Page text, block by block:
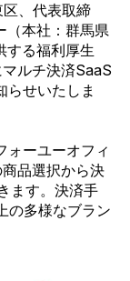
、代表取締
（本社：群馬県
する福利厚生
ルチ決済SaaS
らせいたしま
ォーユーオフィ
品選択から決
ます。決済手
の多様なブラン